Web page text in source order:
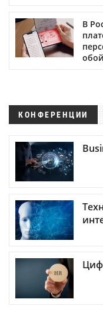
В
КОНФЕРЕНЦИИ